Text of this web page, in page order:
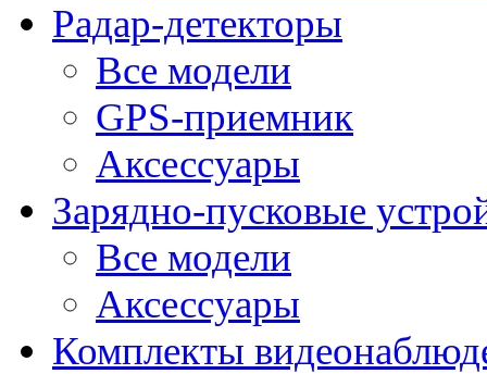
Радар-детекторы
Все модели
GPS-приемник
Аксессуары
Зарядно-пусковые
Все модели
Аксессуары
Комплекты